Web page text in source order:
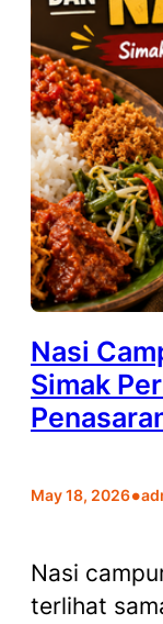
Nasi
Simak
May 18, 2026•
Nasi
terlihat